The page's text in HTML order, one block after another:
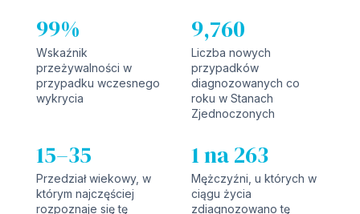
99%
Wskaźnik
przeżywalności w
przypadku wczesnego
wykrycia
9,760
Liczba nowych
przypadków
diagnozowanych co
roku w Stanach
Zjednoczonych
15–35
Przedział wiekowy, w
którym najczęściej
rozpoznaje się tę
1 na 263
Mężczyźni, u których w
ciągu życia
zdiagnozowano tę